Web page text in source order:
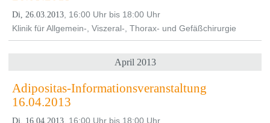
Di, 26.03.2013 , 16:00 Uhr bis 18:00 Uhr
Klinik für Allgemein-, Viszeral-, Thorax- und Gefäßchirurgie
April 2013
Adipositas-Informationsveranstaltung
16.04.2013
Di, 16.04.2013, 16:00 Uhr bis 18:00 Uhr